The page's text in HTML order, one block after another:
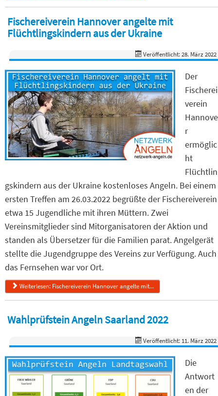
Fischereiverein Hannover angelte mit
Flüchtlingskindern aus der Ukraine
Veröffentlicht: 28. März 2022
Der
Fischerei
verein
Hannove
r
ermöglic
ht
Flüchtlin
gskindern aus der Ukraine kostenloses Angeln. Bei einem
ersten Treffen am 26.03.2022 begrüßte der Fischereiverein
etwa 15 Jugendliche mit ihren Müttern. Zwei
Vereinsmitglieder sind Mitorganisatoren der Aktion und
standen als Übersetzer für die Familien parat. Angelgerät
stellte die Jugendgruppe des Vereins zur Verfügung. Auch
das Fernsehen war vor Ort.
Weiterlesen: Fischereiverein Hannover angelte mit...
Wahlprüfstein Angeln Saarland 2022
Veröffentlicht: 11. März 2022
Die
Antwort
en der